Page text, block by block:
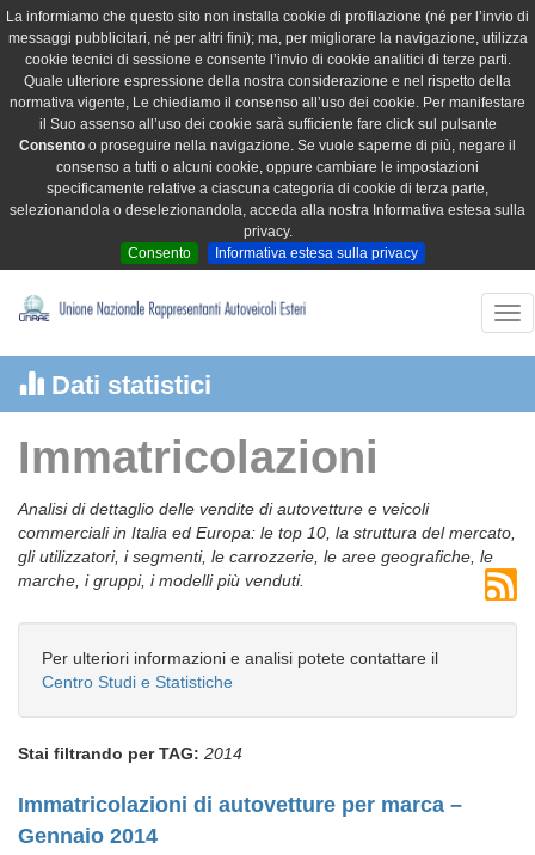
La informiamo che questo sito non installa cookie di profilazione (né per l’invio di
messaggi pubblicitari, né per altri fini); ma, per migliorare la navigazione, utilizza
cookie tecnici di sessione e consente l’invio di cookie analitici di terze parti.
Quale ulteriore espressione della nostra considerazione e nel rispetto della
normativa vigente, Le chiediamo il consenso all’uso dei cookie. Per manifestare
il Suo assenso all’uso dei cookie sarà sufficiente fare click sul pulsante
Consento o proseguire nella navigazione. Se vuole saperne di più, negare il
consenso a tutti o alcuni cookie, oppure cambiare le impostazioni
specificamente relative a ciascuna categoria di cookie di terza parte,
selezionandola o deselezionandola, acceda alla nostra Informativa estesa sulla
privacy.
Consento
Informativa estesa sulla privacy
Dati statistici
Immatricolazioni
Analisi di dettaglio delle vendite di autovetture e veicoli
commerciali in Italia ed Europa: le top 10, la struttura del mercato,
gli utilizzatori, i segmenti, le carrozzerie, le aree geografiche, le
marche, i gruppi, i modelli più venduti.
Per ulteriori informazioni e analisi potete contattare il
Centro Studi e Statistiche
Stai filtrando per TAG: 2014
Immatricolazioni di autovetture per marca –
Gennaio 2014